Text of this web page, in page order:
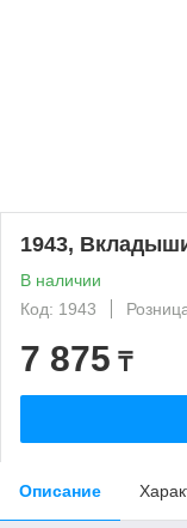
1943,
В наличии
Код: 1943
7 875 ₸
Описание